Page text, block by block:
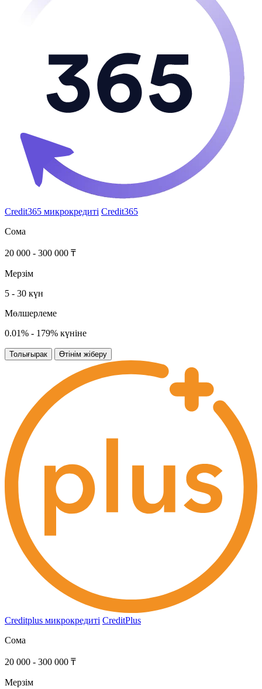
Credit365 микрокредиті Credit365
Сома
20 000 - 300 000 ₸
Мерзім
5 - 30 күн
Мөлшерлеме
0.01% - 179% күніне
Толығырак Өтінім жіберу
Creditplus микрокредиті CreditPlus
Сома
20 000 - 300 000 ₸
Мерзім